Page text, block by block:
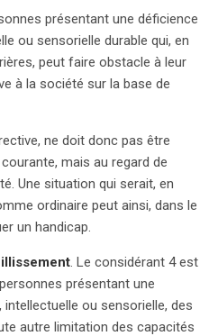
exceptions existent, soulevant
une « charge
entreprises. Les
d’un allégement, mais
La directive, tout en
nécessiteront un suivi
représente une
numérique inclusif, mais les
à des défis juridiques et
véritable accessibilité.
présentant une déficience
ou sensorielle durable qui, en
peut faire obstacle à leur
à la société sur la base de
ne doit donc pas être
mais au regard de
Une situation qui serait, en
ordinaire peut ainsi, dans le
un handicap.
. Le considérant 4 est
présentant une
ou sensorielle, des
autre limitation des capacités